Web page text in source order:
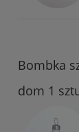
Bombka
dom 1